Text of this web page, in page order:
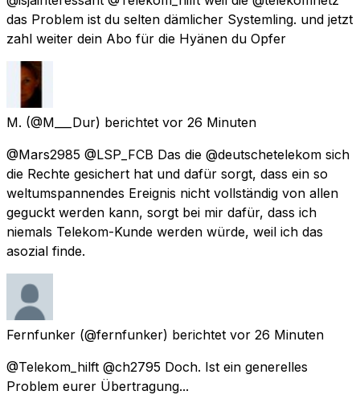
das Problem ist du selten dämlicher Systemling. und jetzt
zahl weiter dein Abo für die Hyänen du Opfer
M. (@M___Dur) berichtet vor 26 Minuten
@Mars2985 @LSP_FCB Das die @deutschetelekom sich
die Rechte gesichert hat und dafür sorgt, dass ein so
weltumspannendes Ereignis nicht vollständig von allen
geguckt werden kann, sorgt bei mir dafür, dass ich
niemals Telekom-Kunde werden würde, weil ich das
asozial finde.
Fernfunker (@fernfunker) berichtet vor 26 Minuten
@Telekom_hilft @ch2795 Doch. Ist ein generelles
Problem eurer Übertragung...